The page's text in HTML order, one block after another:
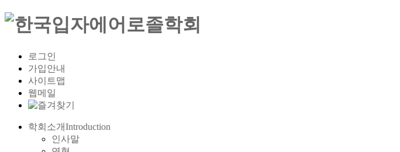
로그인
가입안내
사이트맵
웹메일
학회소개Introduction
인사말